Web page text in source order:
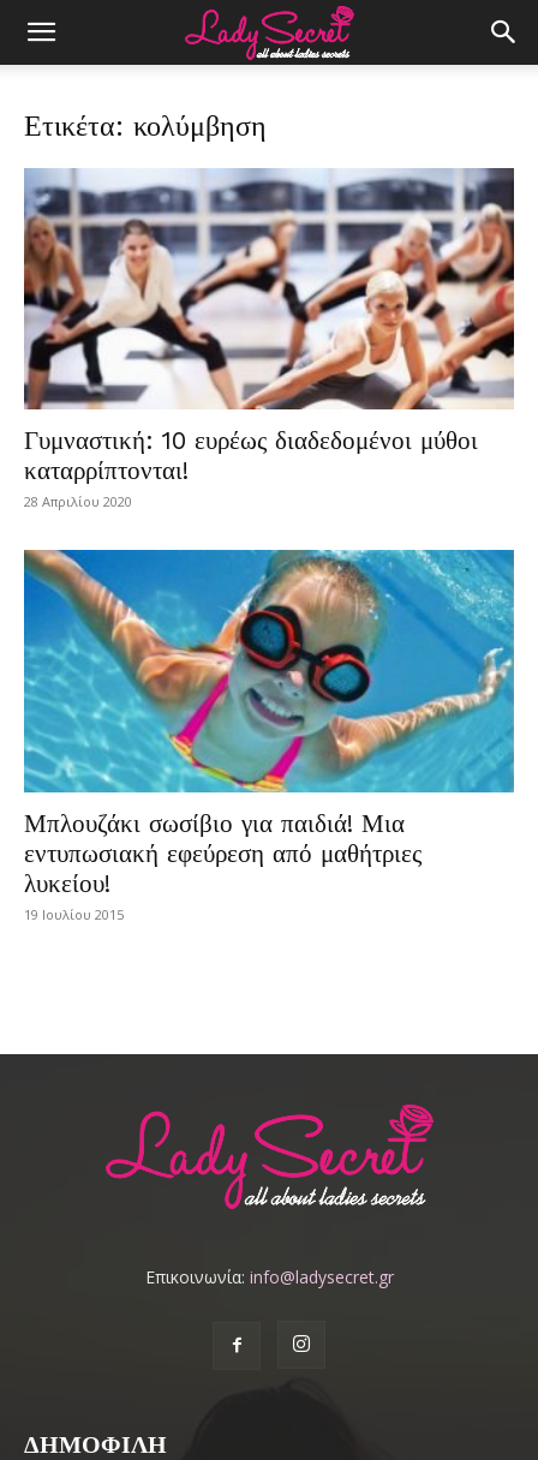
Ετικέτα: κολύμβηση
Γυμναστική: 10 ευρέως διαδεδομένοι μύθοι
καταρρίπτονται!
28 Απριλίου 2020
Μπλουζάκι σωσίβιο για παιδιά! Μια
εντυπωσιακή εφεύρεση από μαθήτριες
λυκείου!
19 Ιουλίου 2015
Επικοινωνία: info@ladysecret.gr
ΔΗΜΟΦΙΛΗ